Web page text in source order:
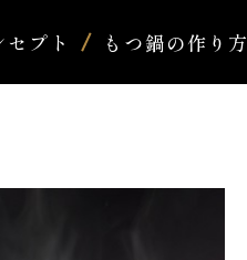
セプト もつ鍋の作り方